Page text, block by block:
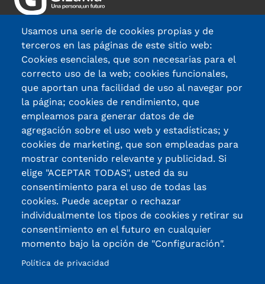
Usamos una serie de cookies propias y de
terceros en las páginas de este sitio web:
Cookies esenciales, que son necesarias para el
correcto uso de la web; cookies funcionales,
que aportan una facilidad de uso al navegar por
la página; cookies de rendimiento, que
empleamos para generar datos de de
agregación sobre el uso web y estadísticas; y
cookies de marketing, que son empleadas para
mostrar contenido relevante y publicidad. Si
elige "ACEPTAR TODAS", usted da su
consentimiento para el uso de todas las
cookies. Puede aceptar o rechazar
individualmente los tipos de cookies y retirar su
consentimiento en el futuro en cualquier
momento bajo la opción de "Configuración".
Política de privacidad
Avda. Madariaga 63, 48014, Bilbao
944 471 033
fundacion@gizakia.org
Nuestras sedes
Áreas de actuación
Fundación Gizakia
Te contamos
Política de Privacidad